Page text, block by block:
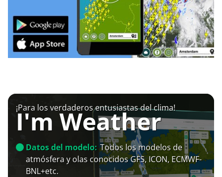
¡Para los verdaderos entusiastas del clima!
I'm Weather
Datos del modelo: Todos los modelos de
atmósfera y olas conocidos GFS, ICON, ECMWF-
BNL+etc.